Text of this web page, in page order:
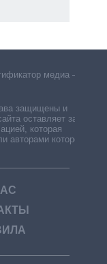
медиа –
защищены и
оставляет за
которая
авторами которой